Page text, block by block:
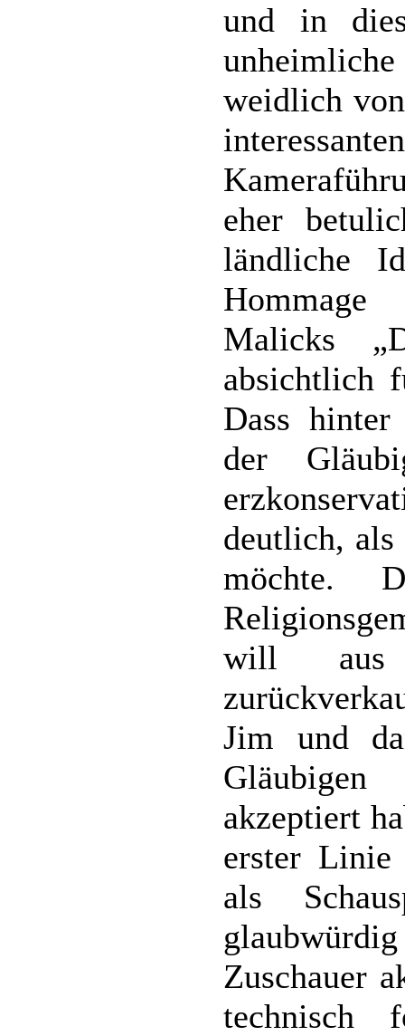
und in
weidlich
eher
ländliche
Hommage
Malicks
absichtlich
Dass hinter
der
deutlich, als
möchte.
will aus
Jim und
akzeptiert
erster Linie
als
Zuschauer
technisch